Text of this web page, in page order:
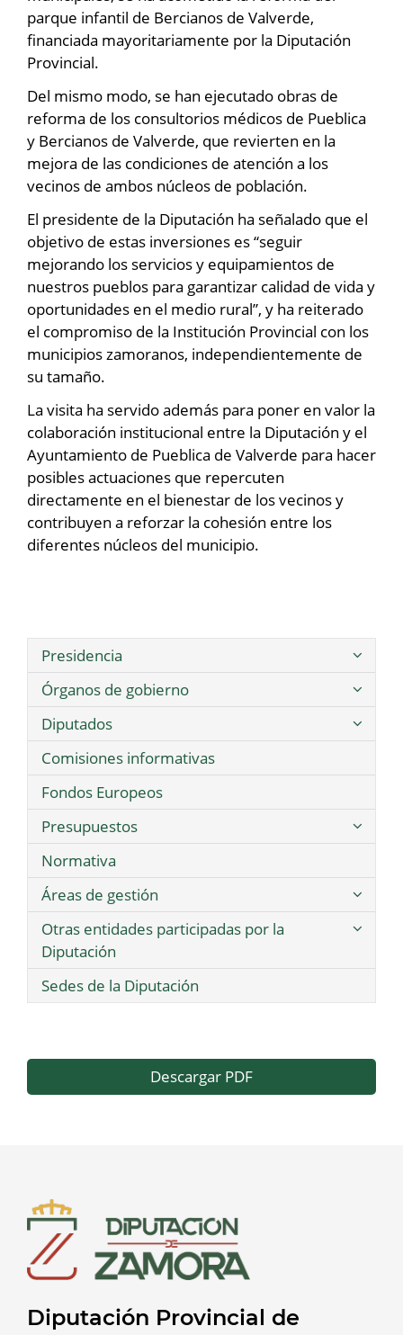
parque infantil de Bercianos de Valverde,
financiada mayoritariamente por la Diputación
Provincial.
Del mismo modo, se han ejecutado obras de
reforma de los consultorios médicos de Pueblica
y Bercianos de Valverde, que revierten en la
mejora de las condiciones de atención a los
vecinos de ambos núcleos de población.
El presidente de la Diputación ha señalado que el
objetivo de estas inversiones es “seguir
mejorando los servicios y equipamientos de
nuestros pueblos para garantizar calidad de vida y
oportunidades en el medio rural”, y ha reiterado
el compromiso de la Institución Provincial con los
municipios zamoranos, independientemente de
su tamaño.
La visita ha servido además para poner en valor la
colaboración institucional entre la Diputación y el
Ayuntamiento de Pueblica de Valverde para hacer
posibles actuaciones que repercuten
directamente en el bienestar de los vecinos y
contribuyen a reforzar la cohesión entre los
diferentes núcleos del municipio.
Presidencia
Órganos de gobierno
Diputados
Comisiones informativas
Fondos Europeos
Presupuestos
Normativa
Áreas de gestión
Otras entidades participadas por la
Diputación
Sedes de la Diputación
Descargar PDF
Diputación Provincial de